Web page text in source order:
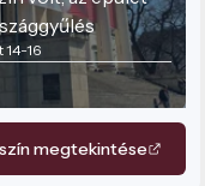
adott. Ezért a
jelképezi a
a
és a közös
14-16
megtekintése